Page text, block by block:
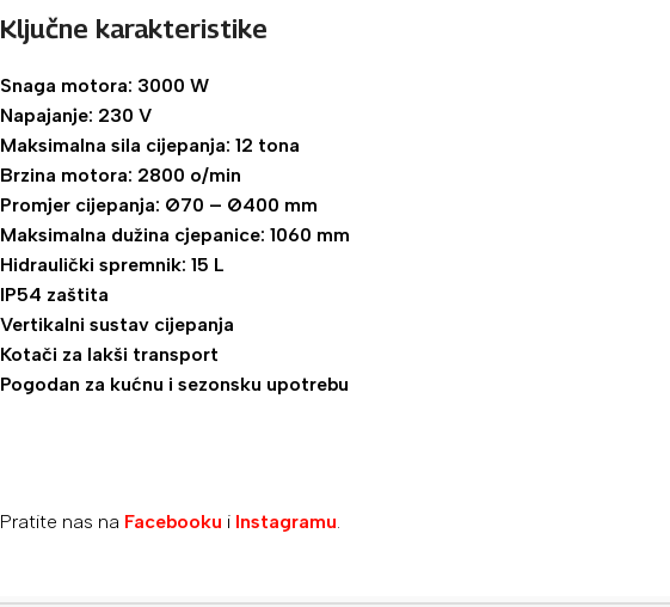
Ključne karakteristike
Snaga motora: 3000 W
Napajanje: 230 V
Maksimalna sila cijepanja: 12 tona
Brzina motora: 2800 o/min
Promjer cijepanja: Ø70 – Ø400 mm
Maksimalna dužina cjepanice: 1060 mm
Hidraulički spremnik: 15 L
IP54 zaštita
Vertikalni sustav cijepanja
Kotači za lakši transport
Pogodan za kućnu i sezonsku upotrebu
Pratite nas na Facebooku i Instagramu.